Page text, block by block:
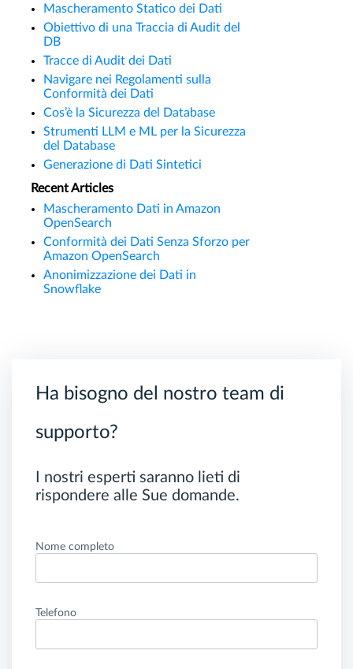
Mascheramento Statico dei Dati
Obiettivo di una Traccia di Audit del
DB
Tracce di Audit dei Dati
Navigare nei Regolamenti sulla
Conformità dei Dati
Cos’è la Sicurezza del Database
Strumenti LLM e ML per la Sicurezza
del Database
Generazione di Dati Sintetici
Recent Articles
Mascheramento Dati in Amazon
OpenSearch
Conformità dei Dati Senza Sforzo per
Amazon OpenSearch
Anonimizzazione dei Dati in
Snowflake
Ha bisogno del nostro team di
supporto?
I nostri esperti saranno lieti di
rispondere alle Sue domande.
Nome completo
Telefono